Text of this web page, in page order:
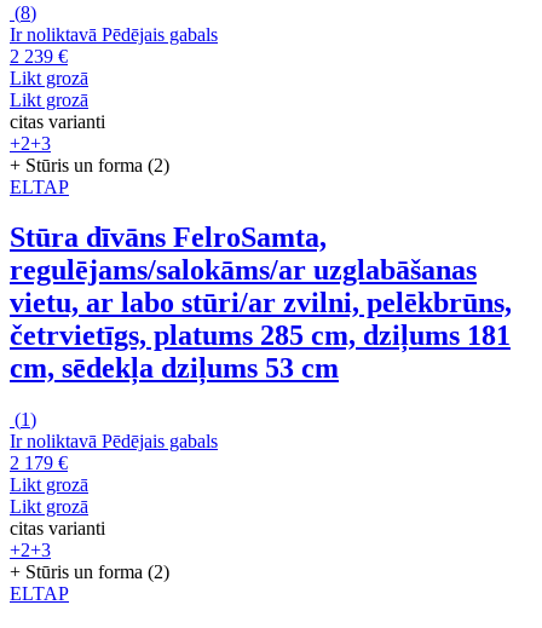
(8)
Ir noliktavā Pēdējais gabals
2 239 €
Likt grozā
Likt grozā
citas varianti
+2+3
+ Stūris un forma (2)
ELTAP
Stūra dīvāns FelroSamta,
regulējams/salokāms/ar uzglabāšanas
vietu, ar labo stūri/ar zvilni, pelēkbrūns,
četrvietīgs, platums 285 cm, dziļums 181
cm, sēdekļa dziļums 53 cm
(1)
Ir noliktavā Pēdējais gabals
2 179 €
Likt grozā
Likt grozā
citas varianti
+2+3
+ Stūris un forma (2)
ELTAP